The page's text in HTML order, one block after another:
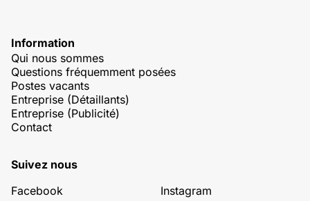
Information
Qui nous sommes
Questions fréquemment posées
Postes vacants
Entreprise (Détaillants)
Entreprise (Publicité)
Contact
Suivez nous
Facebook
Instagram